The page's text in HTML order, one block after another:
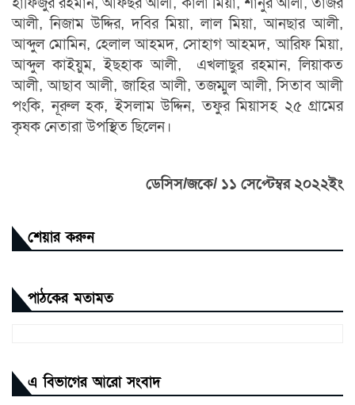
আলী, নিজাম উদ্দির, দবির মিয়া, লাল মিয়া, আনছার আলী,
আব্দুল মোমিন, হেলাল আহমদ, সোহাগ আহমদ, আরিফ মিয়া,
আব্দুল কাইয়ুম, ইছহাক আলী, এখলাছুর রহমান, লিয়াকত
আলী, আছাব আলী, জাহির আলী, তজম্মুল আলী, সিতাব আলী
পংকি, নূরুল হক, ইসলাম উদ্দিন, তফুর মিয়াসহ ২৫ গ্রামের
কৃষক নেতারা উপস্থিত ছিলেন।
ডেসিস/জকে/ ১১ সেপ্টেম্বর ২০২২ইং
শেয়ার করুন
পাঠকের মতামত
এ বিভাগের আরো সংবাদ